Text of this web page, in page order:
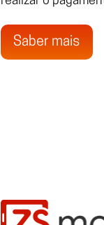
Saber mais